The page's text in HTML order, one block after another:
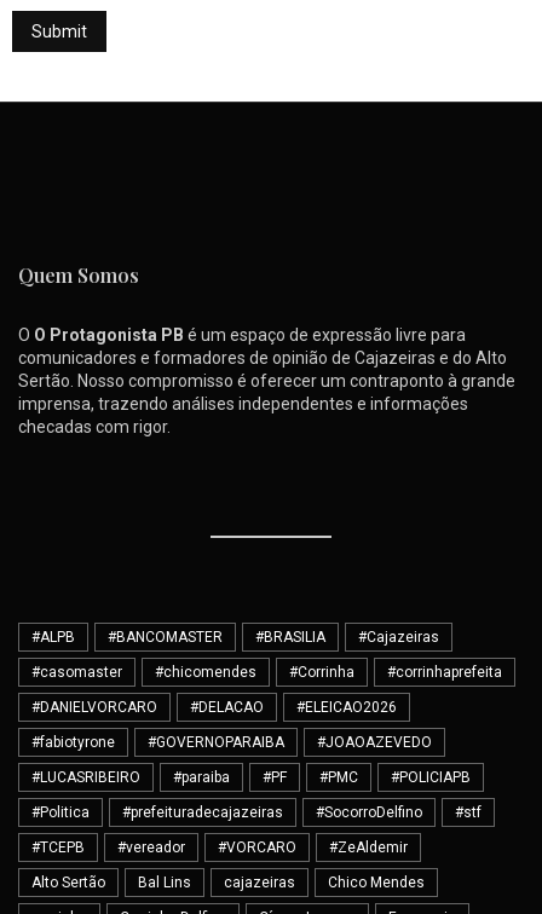
Quem Somos
O O Protagonista PB é um espaço de expressão livre para
comunicadores e formadores de opinião de Cajazeiras e do Alto
Sertão. Nosso compromisso é oferecer um contraponto à grande
imprensa, trazendo análises independentes e informações
checadas com rigor.
#ALPB #BANCOMASTER #BRASILIA #Cajazeiras
#casomaster #chicomendes #Corrinha #corrinhaprefeita
#DANIELVORCARO #DELACAO #ELEICAO2026
#fabiotyrone #GOVERNOPARAIBA #JOAOAZEVEDO
#LUCASRIBEIRO #paraiba #PF #PMC #POLICIAPB
#Politica #prefeituradecajazeiras #SocorroDelfino #stf
#TCEPB #vereador #VORCARO #ZeAldemir
Alto Sertão Bal Lins cajazeiras Chico Mendes